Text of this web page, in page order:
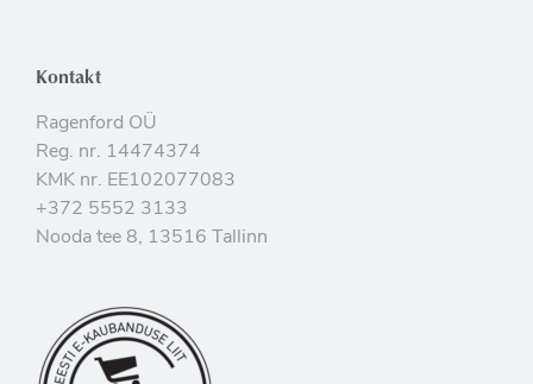
Kontakt
Ragenford OÜ
Reg. nr. 14474374
KMK nr. EE102077083
+372 5552 3133
Nooda tee 8, 13516 Tallinn